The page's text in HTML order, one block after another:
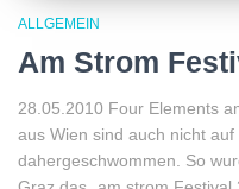
ALLGEMEIN
Am Strom
28.05.2010 Four Elements
aus Wien sind auch nicht
dahergeschwommen. So